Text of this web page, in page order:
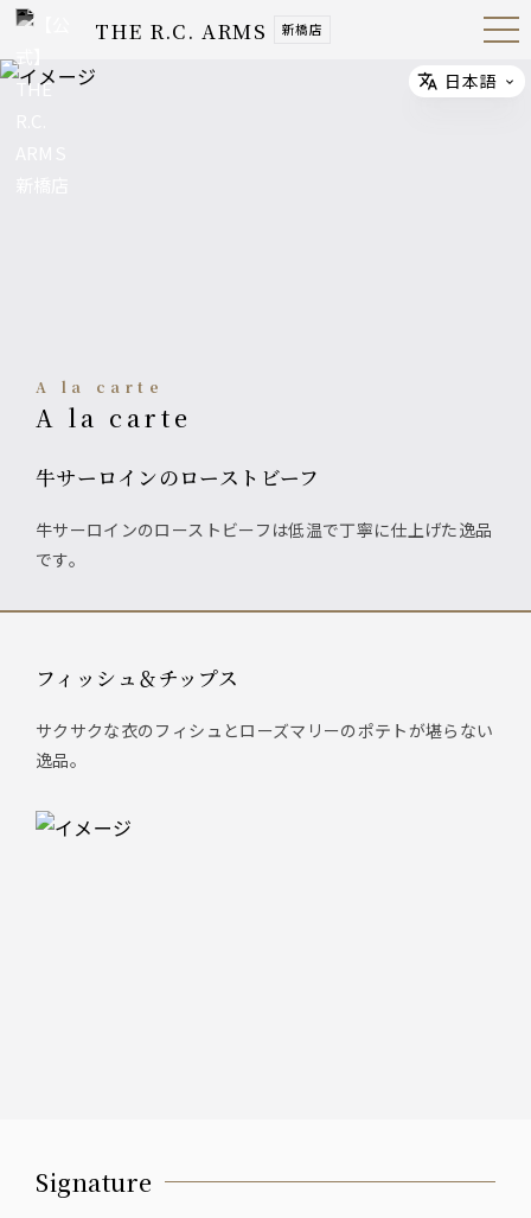
THE R.C. ARMS 新橋店 Open
Navig
A la carte
A la carte
牛サーロインのローストビーフ
牛サーロインのローストビーフは低温で丁寧に仕上げた逸品
です。
フィッシュ＆チップス
サクサクな衣のフィシュとローズマリーのポテトが堪らない
逸品。
Signature
Select
日本語